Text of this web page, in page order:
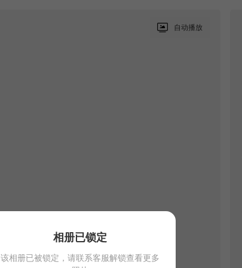
自动播放
相册已锁定
该相册已被锁定，请联系客服解锁查看更多